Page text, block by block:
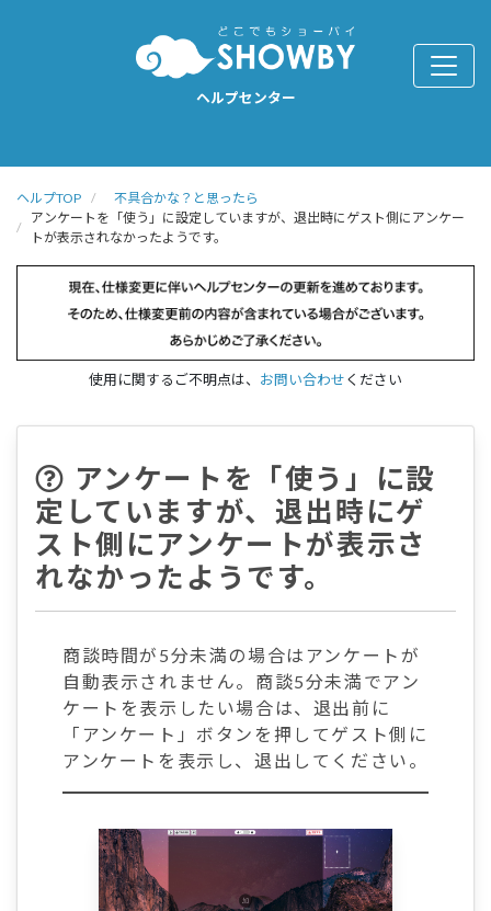
ヘルプセンター
ヘルプTOP
不具合かな？と思ったら
アンケートを「使う」に設定していますが、退出時にゲスト側にアンケー
トが表示されなかったようです。
使用に関するご不明点は、 お問い合わせください
アンケートを「使う」に設
定していますが、退出時にゲ
スト側にアンケートが表示さ
れなかったようです。
商談時間が5分未満の場合はアンケートが
自動表示されません。商談5分未満でアン
ケートを表示したい場合は、退出前に
「アンケート」ボタンを押してゲスト側に
アンケートを表示し、退出してください。